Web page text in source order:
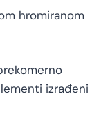
hromiranom
izrađeni